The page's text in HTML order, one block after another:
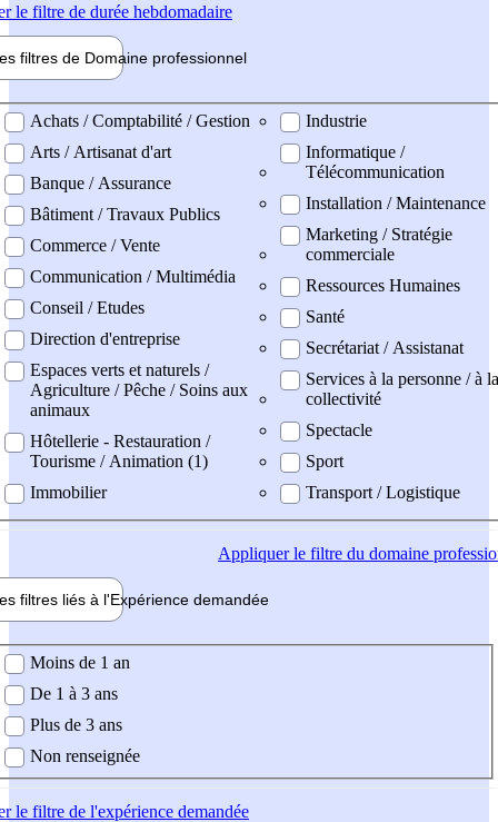
le filtre de durée hebdomadaire
filtres de Domaine professionnel
professionel
Achats / Comptabilité / Gestion
Arts / Artisanat d'art
Banque / Assurance
Bâtiment / Travaux Publics
Commerce / Vente
Communication / Multimédia
Conseil / Etudes
Direction d'entreprise
Espaces verts et naturels /
Agriculture / Pêche / Soins aux
animaux
Hôtellerie - Restauration /
Tourisme / Animation (1)
Immobilier
Industrie
Informatique /
Télécommunication
Installation / Maintenance
Marketing / Stratégie
commerciale
Ressources Humaines
Santé
Secrétariat / Assistanat
Services à la personne / à la
collectivité
Spectacle
Sport
Transport / Logistique
Appliquerle filtre du domaine
filtres liés à l'Expérience demandée
demandée
Moins de 1 an
De 1 à 3 ans
Plus de 3 ans
Non renseignée
le filtre de l'expérience demandée